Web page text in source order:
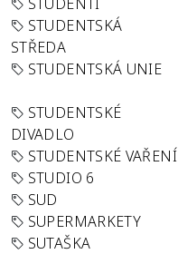
STUDENTSKÁ
STŘEDA
STUDENTSKÁ UNIE
STUDENTSKÉ
DIVADLO
STUDENTSKÉ VAŘENÍ
STUDIO 6
SUD
SUPERMARKETY
SUTAŠKA